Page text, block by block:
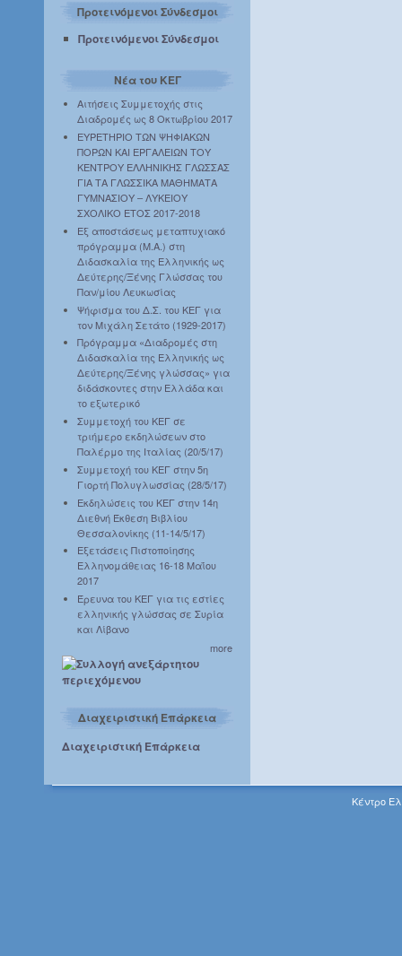
Προτεινόμενοι Σύνδεσμοι
Προτεινόμενοι Σύνδεσμοι
Νέα του ΚΕΓ
Αιτήσεις Συμμετοχής στις
Διαδρομές ως 8 Οκτωβρίου 2017
ΕΥΡΕΤΗΡΙΟ ΤΩΝ ΨΗΦΙΑΚΩΝ
ΠΟΡΩΝ ΚΑΙ ΕΡΓΑΛΕΙΩΝ ΤΟΥ
ΚΕΝΤΡΟΥ ΕΛΛΗΝΙΚΗΣ ΓΛΩΣΣΑΣ
ΓΙΑ ΤΑ ΓΛΩΣΣΙΚΑ ΜΑΘΗΜΑΤΑ
ΓΥΜΝΑΣΙΟΥ – ΛΥΚΕΙΟΥ
ΣΧΟΛΙΚΟ ΕΤΟΣ 2017-2018
Εξ αποστάσεως μεταπτυχιακό
πρόγραμμα (Μ.Α.) στη
Διδασκαλία της Ελληνικής ως
Δεύτερης/Ξένης Γλώσσας του
Παν/μίου Λευκωσίας
Ψήφισμα του Δ.Σ. του ΚΕΓ για
τον Μιχάλη Σετάτο (1929-2017)
Πρόγραμμα «Διαδρομές στη
Διδασκαλία της Ελληνικής ως
Δεύτερης/Ξένης γλώσσας» για
διδάσκοντες στην Ελλάδα και
το εξωτερικό
Συμμετοχή του ΚΕΓ σε
τριήμερο εκδηλώσεων στο
Παλέρμο της Ιταλίας (20/5/17)
Συμμετοχή του ΚΕΓ στην 5η
Γιορτή Πολυγλωσσίας (28/5/17)
Εκδηλώσεις του ΚΕΓ στην 14η
Διεθνή Έκθεση Βιβλίου
Θεσσαλονίκης (11-14/5/17)
Εξετάσεις Πιστοποίησης
Ελληνομάθειας 16-18 Μαΐου
2017
Έρευνα του ΚΕΓ για τις εστίες
ελληνικής γλώσσας σε Συρία
και Λίβανο
more
Διαχειριστική Επάρκεια
Διαχειριστική Επάρκεια
Κέντρο